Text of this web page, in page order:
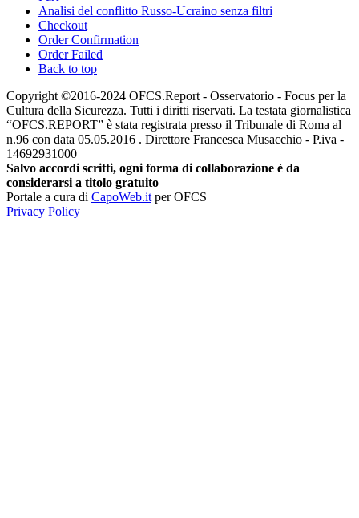
Analisi del conflitto Russo-Ucraino senza filtri
Checkout
Order Confirmation
Order Failed
Back to top
Copyright ©2016-2024 OFCS.Report - Osservatorio - Focus per la
Cultura della Sicurezza. Tutti i diritti riservati. La testata giornalistica
“OFCS.REPORT” è stata registrata presso il Tribunale di Roma al
n.96 con data 05.05.2016 . Direttore Francesca Musacchio - P.iva -
14692931000
Salvo accordi scritti, ogni forma di collaborazione è da
considerarsi a titolo gratuito
Portale a cura di CapoWeb.it per OFCS
Privacy Policy